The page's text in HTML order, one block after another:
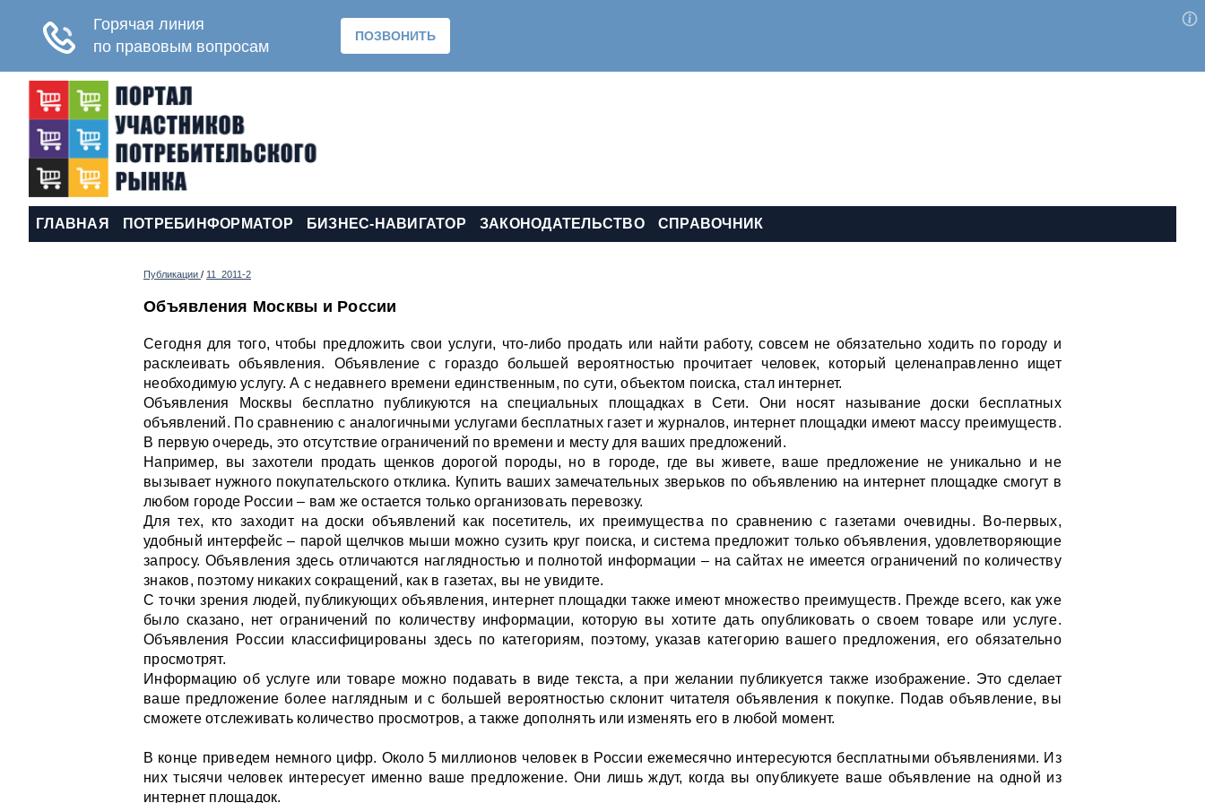
ГЛАВНАЯ ПОТРЕБИНФОРМАТОР БИЗНЕС-НАВИГАТОР ЗАКОНОДАТЕЛЬСТВО СПРАВОЧНИК
Публикации / 11_2011-2
Объявления Москвы и России
Сегодня для того, чтобы предложить свои услуги, что-либо продать или найти работу, совсем не обязательно ходить по городу и
расклеивать объявления. Объявление с гораздо большей вероятностью прочитает человек, который целенаправленно ищет
необходимую услугу. А с недавнего времени единственным, по сути, объектом поиска, стал интернет.
Объявления Москвы бесплатно публикуются на специальных площадках в Сети. Они носят называние доски бесплатных
объявлений. По сравнению с аналогичными услугами бесплатных газет и журналов, интернет площадки имеют массу преимуществ.
В первую очередь, это отсутствие ограничений по времени и месту для ваших предложений.
Например, вы захотели продать щенков дорогой породы, но в городе, где вы живете, ваше предложение не уникально и не
вызывает нужного покупательского отклика. Купить ваших замечательных зверьков по объявлению на интернет площадке смогут в
любом городе России – вам же остается только организовать перевозку.
Для тех, кто заходит на доски объявлений как посетитель, их преимущества по сравнению с газетами очевидны. Во-первых,
удобный интерфейс – парой щелчков мыши можно сузить круг поиска, и система предложит только объявления, удовлетворяющие
запросу. Объявления здесь отличаются наглядностью и полнотой информации – на сайтах не имеется ограничений по количеству
знаков, поэтому никаких сокращений, как в газетах, вы не увидите.
С точки зрения людей, публикующих объявления, интернет площадки также имеют множество преимуществ. Прежде всего, как уже
было сказано, нет ограничений по количеству информации, которую вы хотите дать опубликовать о своем товаре или услуге.
Объявления России классифицированы здесь по категориям, поэтому, указав категорию вашего предложения, его обязательно
просмотрят.
Информацию об услуге или товаре можно подавать в виде текста, а при желании публикуется также изображение. Это сделает
ваше предложение более наглядным и с большей вероятностью склонит читателя объявления к покупке. Подав объявление, вы
сможете отслеживать количество просмотров, а также дополнять или изменять его в любой момент.
В конце приведем немного цифр. Около 5 миллионов человек в России ежемесячно интересуются бесплатными объявлениями. Из
них тысячи человек интересует именно ваше предложение. Они лишь ждут, когда вы опубликуете ваше объявление на одной из
интернет площадок.